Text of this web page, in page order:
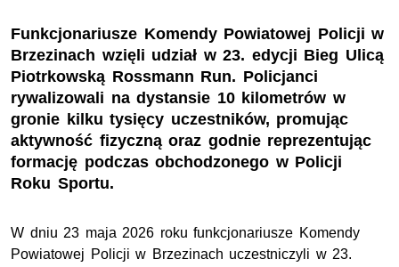
Funkcjonariusze Komendy Powiatowej Policji w
Brzezinach wzięli udział w 23. edycji Bieg Ulicą
Piotrkowską Rossmann Run. Policjanci
rywalizowali na dystansie 10 kilometrów w
gronie kilku tysięcy uczestników, promując
aktywność fizyczną oraz godnie reprezentując
formację podczas obchodzonego w Policji
Roku Sportu.
W dniu 23 maja 2026 roku funkcjonariusze Komendy
Powiatowej Policji w Brzezinach uczestniczyli w 23.